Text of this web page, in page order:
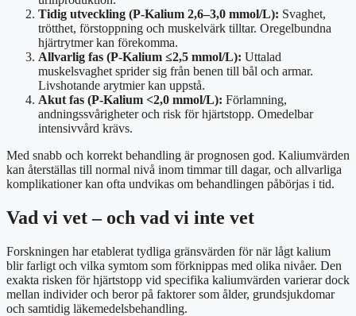
Tidig utveckling (P-Kalium 2,6–3,0 mmol/L): Svaghet,
trötthet, förstoppning och muskelvärk tilltar. Oregelbundna
hjärtrytmer kan förekomma.
Allvarlig fas (P-Kalium ≤2,5 mmol/L): Uttalad
muskelsvaghet sprider sig från benen till bål och armar.
Livshotande arytmier kan uppstå.
Akut fas (P-Kalium <2,0 mmol/L): Förlamning,
andningssvårigheter och risk för hjärtstopp. Omedelbar
intensivvård krävs.
Med snabb och korrekt behandling är prognosen god. Kaliumvärden
kan återställas till normal nivå inom timmar till dagar, och allvarliga
komplikationer kan ofta undvikas om behandlingen påbörjas i tid.
Vad vi vet – och vad vi inte vet
Forskningen har etablerat tydliga gränsvärden för när lågt kalium
blir farligt och vilka symtom som förknippas med olika nivåer. Den
exakta risken för hjärtstopp vid specifika kaliumvärden varierar dock
mellan individer och beror på faktorer som ålder, grundsjukdomar
och samtidig läkemedelsbehandling.